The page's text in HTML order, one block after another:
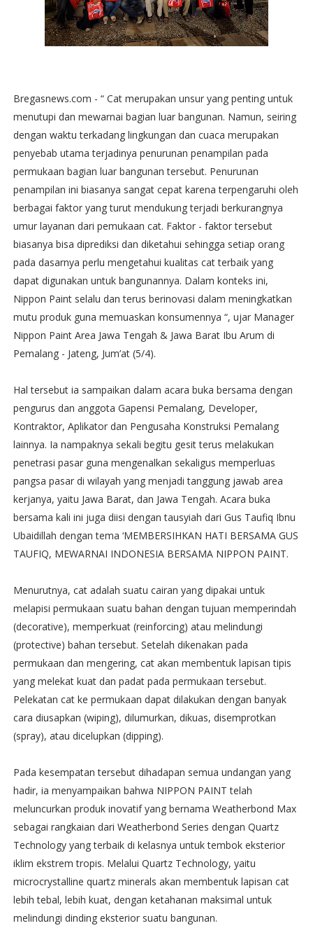
Bregasnews.com - “ Cat merupakan unsur yang penting untuk
menutupi dan mewarnai bagian luar bangunan. Namun, seiring
dengan waktu terkadang lingkungan dan cuaca merupakan
penyebab utama terjadinya penurunan penampilan pada
permukaan bagian luar bangunan tersebut. Penurunan
penampilan ini biasanya sangat cepat karena terpengaruhi oleh
berbagai faktor yang turut mendukung terjadi berkurangnya
umur layanan dari pemukaan cat. Faktor - faktor tersebut
biasanya bisa diprediksi dan diketahui sehingga setiap orang
pada dasarnya perlu mengetahui kualitas cat terbaik yang
dapat digunakan untuk bangunannya. Dalam konteks ini,
Nippon Paint selalu dan terus berinovasi dalam meningkatkan
mutu produk guna memuaskan konsumennya “, ujar Manager
Nippon Paint Area Jawa Tengah & Jawa Barat Ibu Arum di
Pemalang - Jateng, Jum’at (5/4).
Hal tersebut ia sampaikan dalam acara buka bersama dengan
pengurus dan anggota Gapensi Pemalang, Developer,
Kontraktor, Aplikator dan Pengusaha Konstruksi Pemalang
lainnya. Ia nampaknya sekali begitu gesit terus melakukan
penetrasi pasar guna mengenalkan sekaligus memperluas
pangsa pasar di wilayah yang menjadi tanggung jawab area
kerjanya, yaitu Jawa Barat, dan Jawa Tengah. Acara buka
bersama kali ini juga diisi dengan tausyiah dari Gus Taufiq Ibnu
Ubaidillah dengan tema ‘MEMBERSIHKAN HATI BERSAMA GUS
TAUFIQ, MEWARNAI INDONESIA BERSAMA NIPPON PAINT.
Menurutnya, cat adalah suatu cairan yang dipakai untuk
melapisi permukaan suatu bahan dengan tujuan memperindah
(decorative), memperkuat (reinforcing) atau melindungi
(protective) bahan tersebut. Setelah dikenakan pada
permukaan dan mengering, cat akan membentuk lapisan tipis
yang melekat kuat dan padat pada permukaan tersebut.
Pelekatan cat ke permukaan dapat dilakukan dengan banyak
cara diusapkan (wiping), dilumurkan, dikuas, disemprotkan
(spray), atau dicelupkan (dipping).
Pada kesempatan tersebut dihadapan semua undangan yang
hadir, ia menyampaikan bahwa NIPPON PAINT telah
meluncurkan produk inovatif yang bernama Weatherbond Max
sebagai rangkaian dari Weatherbond Series dengan Quartz
Technology yang terbaik di kelasnya untuk tembok eksterior
iklim ekstrem tropis. Melalui Quartz Technology, yaitu
microcrystalline quartz minerals akan membentuk lapisan cat
lebih tebal, lebih kuat, dengan ketahanan maksimal untuk
melindungi dinding eksterior suatu bangunan.